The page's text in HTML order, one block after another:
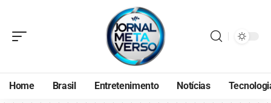
Home Brasil Entretenimento Notícias